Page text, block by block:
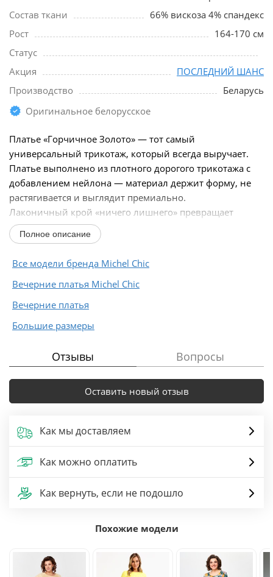
Состав ткани
66% вискоза 4% спандекс
Рост
164-170 см
Статус
Акция
ПОСЛЕДНИЙ ШАНС
Производство
Беларусь
Оригинальное белорусское
Платье «Горчичное Золото» — тот самый
универсальный трикотаж, который всегда выручает.
Платье выполнено из плотного дорогого трикотажа с
добавлением нейлона — материал держит форму, не
растягивается и выглядит премиально.
Лаконичный крой «ничего лишнего» превращает
модель в настоящего...
Полное описание
Все модели бренда Michel Chic
Вечерние платья Michel Chic
Вечерние платья
Большие размеры
Отзывы Вопросы
Оставить новый отзыв
Как мы доставляем
Как можно оплатить
Как вернуть, если не подошло
Похожие модели